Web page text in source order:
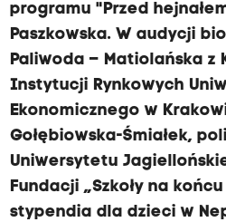
programu "Przed
Paszkowska. W audycji
Paliwoda – Matiolańska z
Instytucji Rynkowych
Ekonomicznego w
Gołębiowska-Śmiałek,
Uniwersytetu
Fundacji „Szkoły na
stypendia dla dzieci w